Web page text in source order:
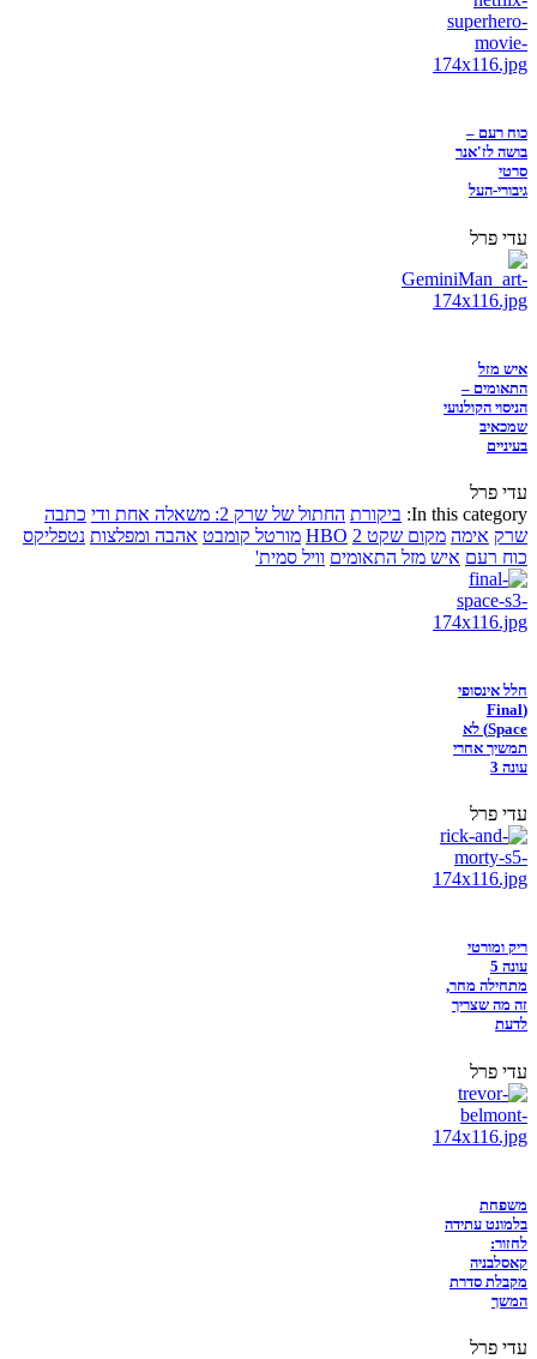
כוח רעם –
בושה לז'אנר
סרטי
גיבורי-העל
עדי פרל
איש מזל
התאומים –
הניסוי הקולנועי
שמכאיב
בעיניים
עדי פרל
In this category: ביקורת החתול של שרק 2: משאלה אחת ודי
כתבה
שרק אימה מקום שקט 2 HBO מורטל קומבט אהבה ומפלצות נטפליקס
כוח רעם איש מזל התאומים וויל סמית'
חלל אינסופי
(Final
Space) לא
תמשיך אחרי
עונה 3
עדי פרל
ריק ומורטי
עונה 5
מתחילה מחר,
זה מה שצריך
לדעת
עדי פרל
משפחת
בלמונט עתידה
לחזור:
קאסלבניה
מקבלת סדרת
המשך
עדי פרל